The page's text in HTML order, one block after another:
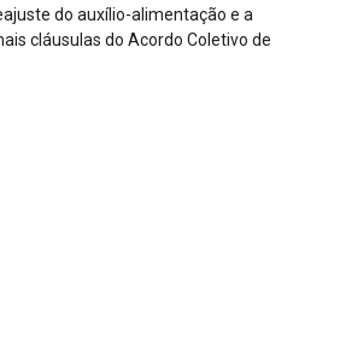
do auxílio-alimentação e a
cláusulas do Acordo Coletivo de